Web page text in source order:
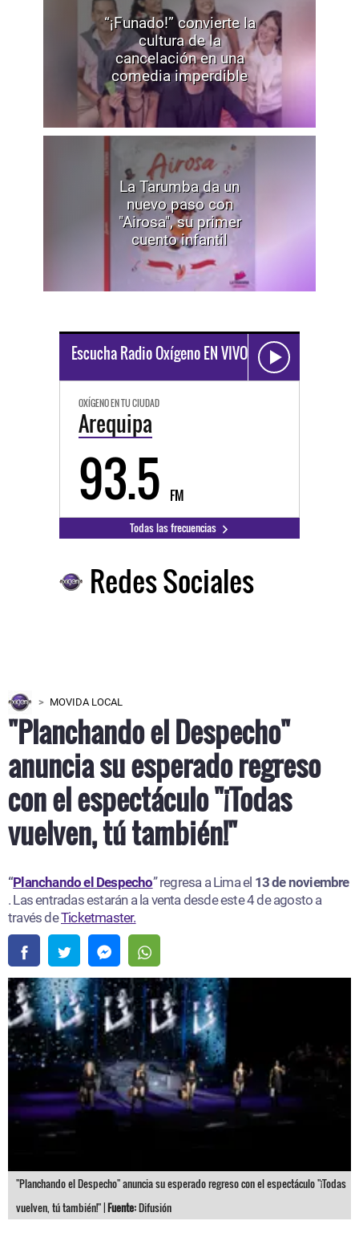
“¡Funado!” convierte la
cultura de la
cancelación en una
comedia imperdible
La Tarumba da un
nuevo paso con
"Airosa", su primer
cuento infantil
Escucha Radio Oxígeno EN VIVO
OXÍGENO EN TU CIUDAD
Arequipa
93.5 FM
Todas las frecuencias
Redes Sociales
MOVIDA LOCAL
"Planchando el Despecho"
anuncia su esperado regreso
con el espectáculo "¡Todas
vuelven, tú también!"
“Planchando el Despecho” regresa a Lima el 13 de noviembre
. Las entradas estarán a la venta desde este 4 de agosto a
través deTicketmaster.
"Planchando el Despecho" anuncia su esperado regreso con el espectáculo "¡Todas
vuelven, tú también!" |Fuente:Difusión